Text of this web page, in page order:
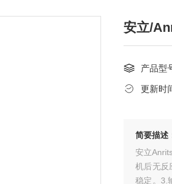
安立/
产品型
更新时
简要描述
安立
机后无反
稳定。3.